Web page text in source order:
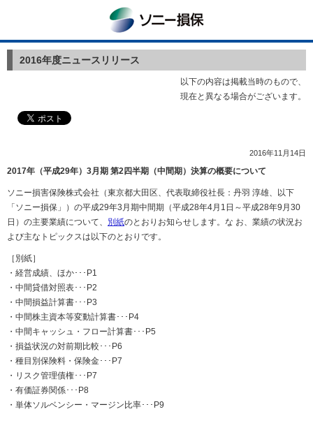
2016年度ニュースリリース
以下の内容は掲載当時のもので、
現在と異なる場合がございます。
2016年11月14日
2017年（平成29年）3月期 第2四半期（中間期）決算の概要について
ソニー損害保険株式会社（東京都大田区、代表取締役社長：丹羽 淳雄、以下
「ソニー損保」）の平成29年3月期中間期（平成28年4月1日～平成28年9月30
日）の主要業績について、 別紙のとおりお知らせします。な お、業績の状況お
よび主なトピックスは以下のとおりです。
［別紙］
・経営成績、ほか･･･P1
・中間貸借対照表･･･P2
・中間損益計算書･･･P3
・中間株主資本等変動計算書･･･P4
・中間キャッシュ・フロー計算書･･･P5
・損益状況の対前期比較･･･P6
・種目別保険料・保険金･･･P7
・リスク管理債権･･･P7
・有価証券関係･･･P8
・単体ソルベンシー・マージン比率･･･P9